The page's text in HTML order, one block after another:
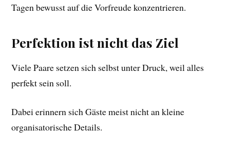
Tagen bewusst auf die Vorfreude konzentrieren.
Perfektion ist nicht das Ziel
Viele Paare setzen sich selbst unter Druck, weil alles
perfekt sein soll.
Dabei erinnern sich Gäste meist nicht an kleine
organisatorische Details.